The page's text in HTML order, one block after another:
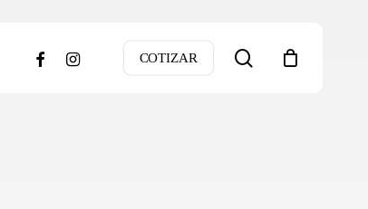
COTIZAR search
facebookinstagram